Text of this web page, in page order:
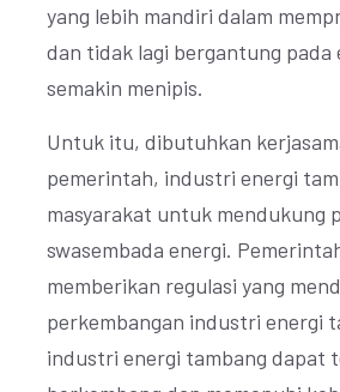
yang lebih mandiri dalam
dan tidak lagi bergantung pada
semakin menipis.
Untuk itu, dibutuhkan
pemerintah, industri energi
masyarakat untuk mendukung
swasembada energi.
memberikan regulasi yang
perkembangan industri energi
industri energi tambang dapat